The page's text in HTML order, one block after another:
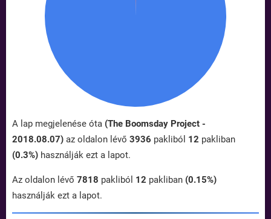
A lap megjelenése óta (The Boomsday Project -
2018.08.07) az oldalon lévő 3936 pakliból 12 pakliban
(0.3%) használják ezt a lapot.
Az oldalon lévő 7818 pakliból 12 pakliban (0.15%)
használják ezt a lapot.